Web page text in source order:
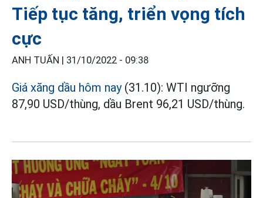
Tiếp tục tăng, triển vọng tích
cực
ANH TUẤN | 31/10/2022 - 09:38
Giá xăng dầu hôm nay(31.10): WTI ngưỡng
87,90 USD/thùng, dầu Brent 96,21 USD/thùng.